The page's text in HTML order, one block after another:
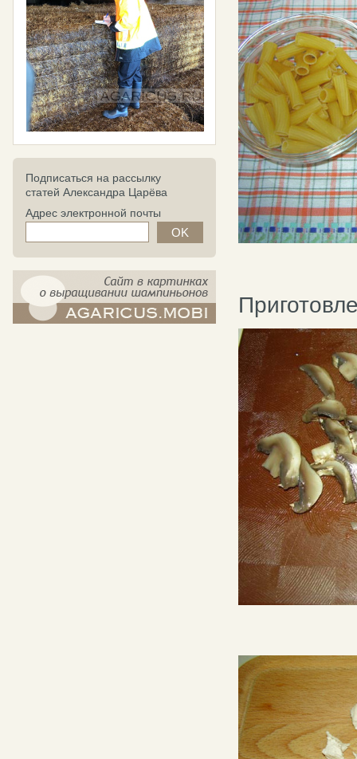
Подписаться на рассылку
статей Александра Царёва
Адрес электронной почты